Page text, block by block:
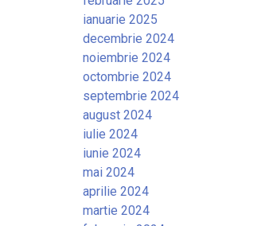
ianuarie 2025
decembrie 2024
noiembrie 2024
octombrie 2024
septembrie 2024
august 2024
iulie 2024
iunie 2024
mai 2024
aprilie 2024
martie 2024